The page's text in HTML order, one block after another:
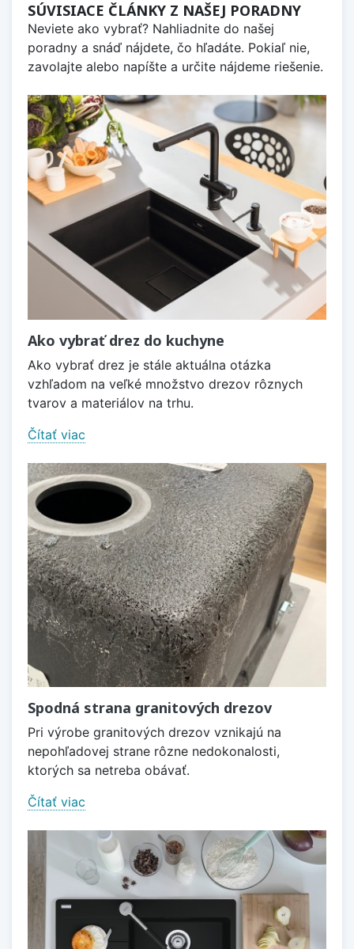
SÚVISIACE ČLÁNKY Z NAŠEJ PORADNY
Neviete ako vybrať? Nahliadnite do našej
poradny a snáď nájdete, čo hľadáte. Pokiaľ nie,
zavolajte alebo napíšte a určite nájdeme riešenie.
Ako vybrať drez do kuchyne
Ako vybrať drez je stále aktuálna otázka
vzhľadom na veľké množstvo drezov rôznych
tvarov a materiálov na trhu.
Čítať viac
Spodná strana granitových drezov
Pri výrobe granitových drezov vznikajú na
nepohľadovej strane rôzne nedokonalosti,
ktorých sa netreba obávať.
Čítať viac